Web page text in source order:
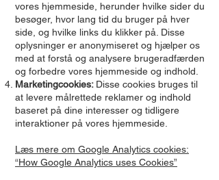
vores hjemmeside, herunder hvilke sider du
besøger, hvor lang tid du bruger på hver
side, og hvilke links du klikker på. Disse
oplysninger er anonymiseret og hjælper os
med at forstå og analysere brugeradfærden
og forbedre vores hjemmeside og indhold.
Marketingcookies: Disse cookies bruges til
at levere målrettede reklamer og indhold
baseret på dine interesser og tidligere
interaktioner på vores hjemmeside.
Læs mere om Google Analytics cookies:
“How Google Analytics uses Cookies”